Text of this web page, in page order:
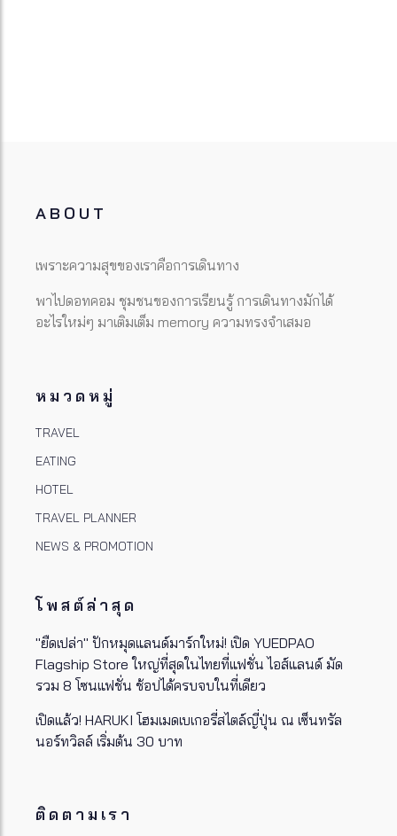
ABOUT
เพราะความสุขของเราคือการเดินทาง
พาไปดอทคอม ชุมชนของการเรียนรู้ การเดินทางมักได้
อะไรใหม่ๆ มาเติมเต็ม memory ความทรงจำเสมอ
หมวดหมู่
TRAVEL
EATING
HOTEL
TRAVEL PLANNER
NEWS & PROMOTION
โพสต์ล่าสุด
"ยืดเปล่า" ปักหมุดแลนด์มาร์กใหม่! เปิด YUEDPAO
Flagship Store ใหญ่ที่สุดในไทยที่แฟชั่น ไอส์แลนด์ มัด
รวม 8 โซนแฟชั่น ช้อปได้ครบจบในที่เดียว
เปิดแล้ว! HARUKI โฮมเมดเบเกอรี่สไตล์ญี่ปุ่น ณ เซ็นทรัล
นอร์ทวิลล์ เริ่มต้น 30 บาท
ติดตามเรา